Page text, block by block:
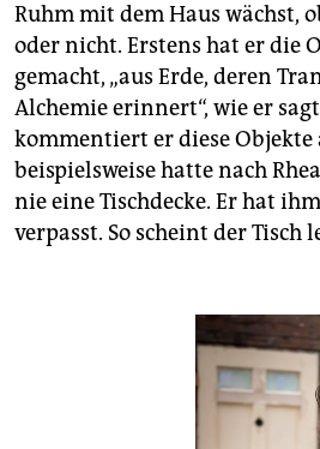
Ruhm mit dem Haus wächst,
oder nicht. Erstens hat er die
gemacht, „aus Erde, deren
Alchemie erinnert“, wie er
kommentiert er diese Objekte
beispielsweise hatte nach
nie eine Tischdecke. Er hat
verpasst. So scheint der Tisch